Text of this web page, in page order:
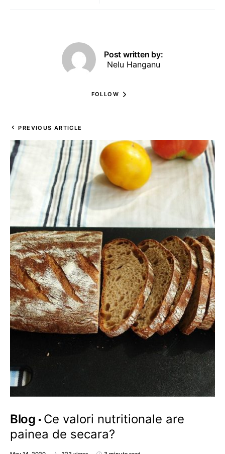
Post written by:
Nelu Hanganu
FOLLOW
PREVIOUS ARTICLE
Blog
Ce valori nutritionale are
painea de secara?